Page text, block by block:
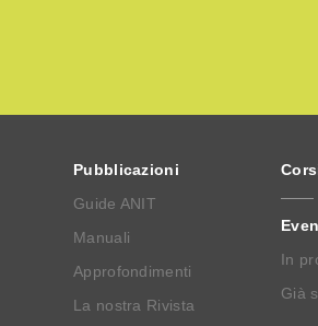
Pubblicazioni
Guide ANIT
Manuali
Approfondimenti
La nostra Rivista
In
Già